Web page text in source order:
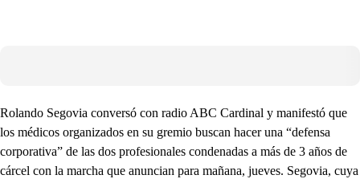
Rolando Segovia conversó con radio ABC Cardinal y manifestó que
los médicos organizados en su gremio buscan hacer una “defensa
corporativa” de las dos profesionales condenadas a más de 3 años de
cárcel con la marcha que anuncian para mañana, jueves. Segovia, cuya